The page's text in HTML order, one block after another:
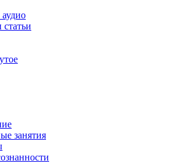
занятия